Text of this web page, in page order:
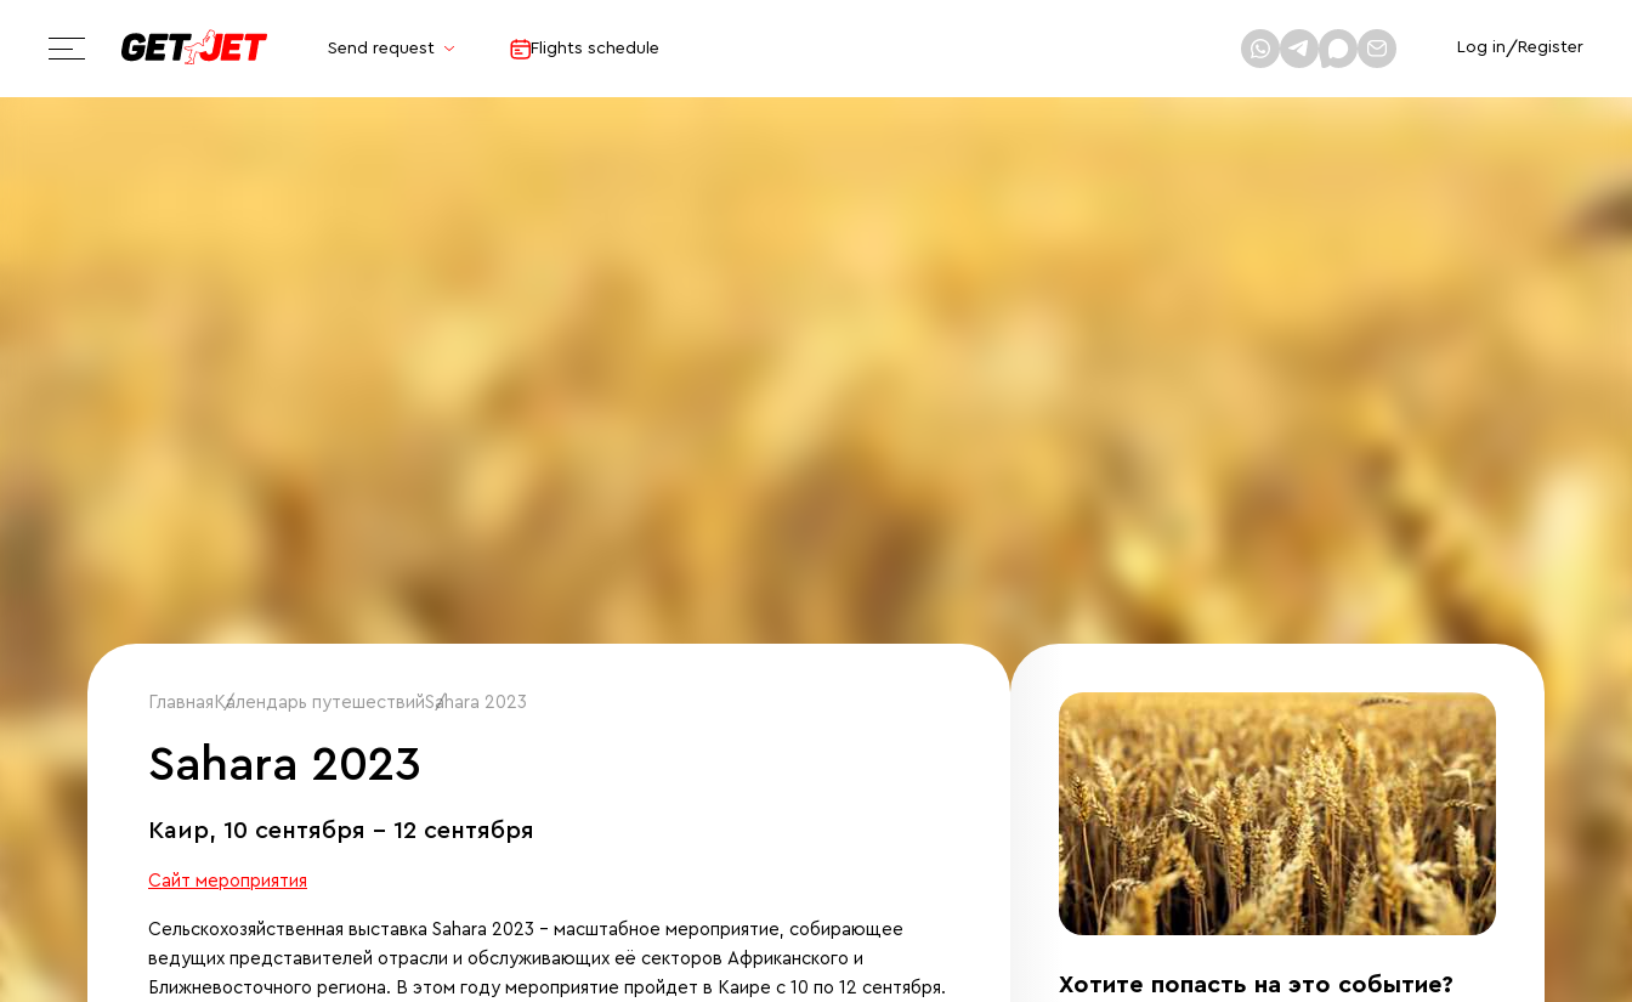
Send request Flights schedule Log in / Register
Главная /
Календарь путешествий /
Sahara 2023
Sahara 2023
Каир, 10 сентября - 12 сентября
Сайт мероприятия
Сельскохозяйственная выставка Sahara 2023 - масштабное мероприятие, собирающее
ведущих представителей отрасли и обслуживающих её секторов Африканского и
Ближневосточного региона. В этом году мероприятие пройдет в Каире с 10 по 12 сентября.
Хотите попасть на это событие?